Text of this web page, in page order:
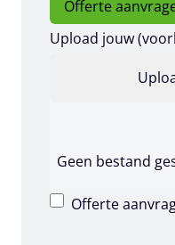
Offerte
Upload jouw
Geen bestand
Offerte